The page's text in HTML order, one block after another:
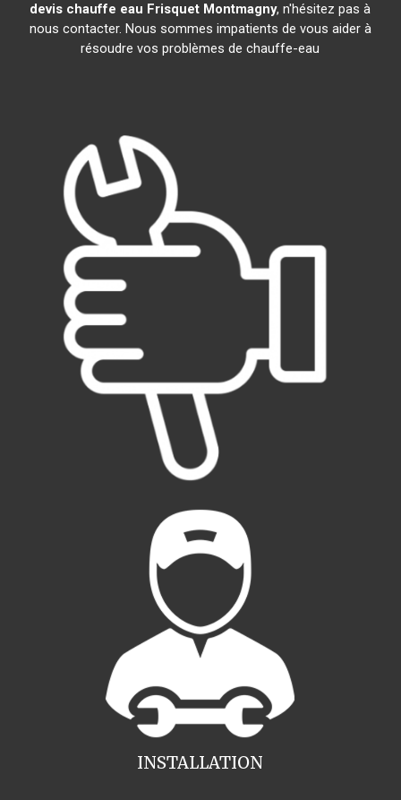
devis chauffe eau Frisquet Montmagny, n'hésitez pas à
nous contacter. Nous sommes impatients de vous aider à
résoudre vos problèmes de chauffe-eau
INSTALLATION